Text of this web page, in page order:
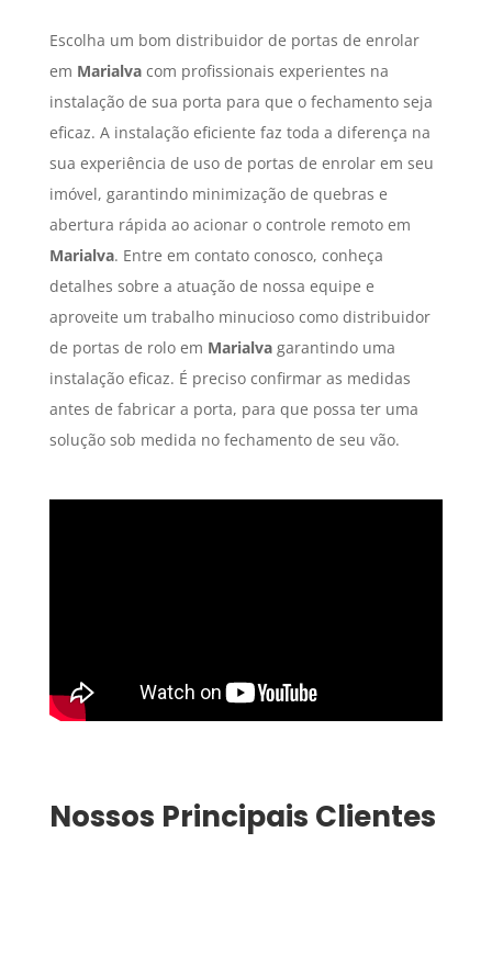
Escolha um bom distribuidor de portas de enrolar
em Marialvacom profissionais experientes na
instalação de sua porta para que o fechamento seja
eficaz. A instalação eficiente faz toda a diferença na
sua experiência de uso de portas de enrolar em seu
imóvel, garantindo minimização de quebras e
abertura rápida ao acionar o controle remoto em
Marialva. Entre em contato conosco, conheça
detalhes sobre a atuação de nossa equipe e
aproveite um trabalho minucioso como distribuidor
de portas de rolo em Marialvagarantindo uma
instalação eficaz. É preciso confirmar as medidas
antes de fabricar a porta, para que possa ter uma
solução sob medida no fechamento de seu vão.
Nossos Principais Clientes